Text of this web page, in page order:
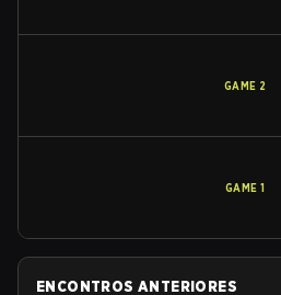
GAME 2
GAME 1
ENCONTROS ANTERIORES